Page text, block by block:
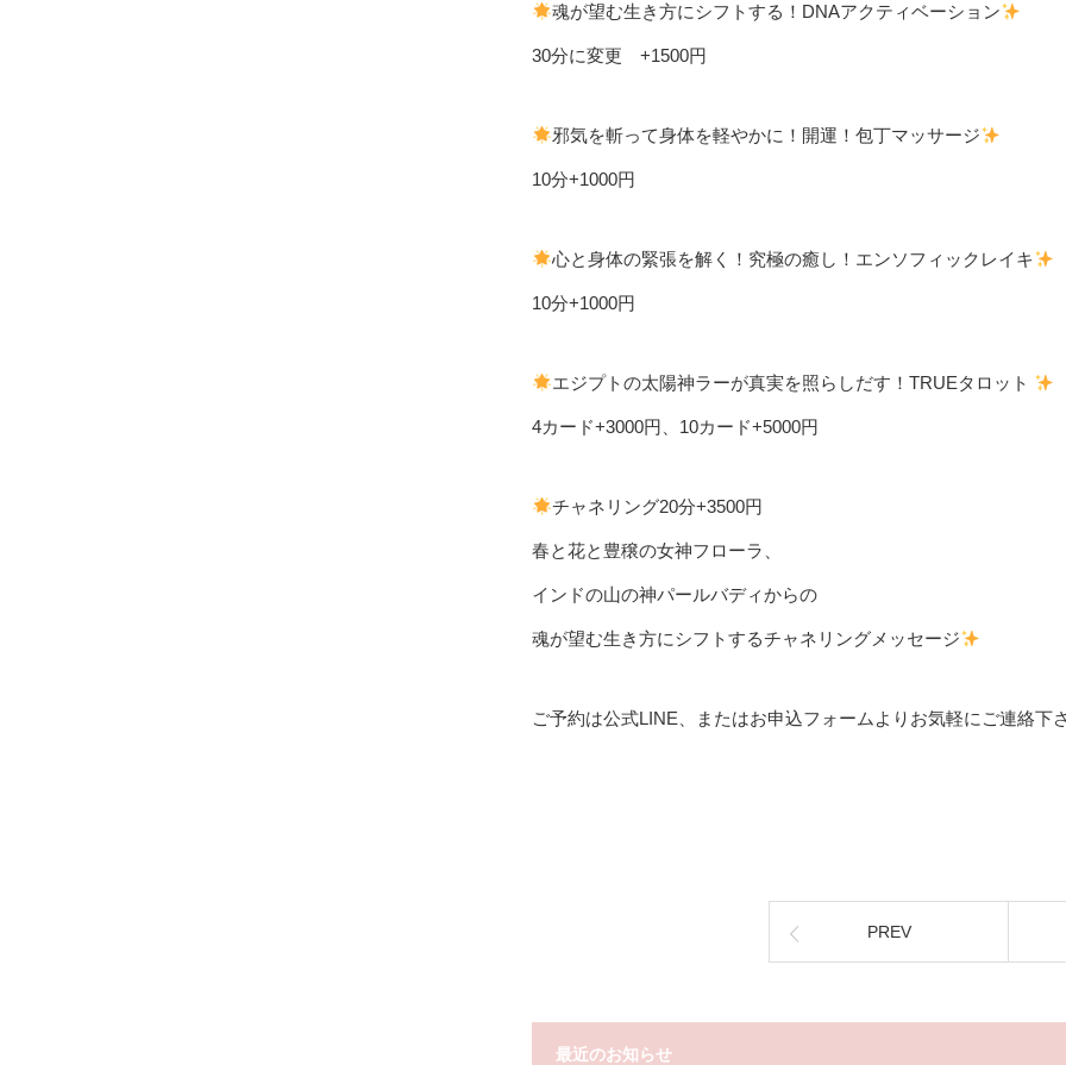
魂が望む生き方にシフトする！DNAアクティベーション
30分に変更 +1500円
邪気を斬って身体を軽やかに！開運！包丁マッサージ
10分+1000円
心と身体の緊張を解く！究極の癒し！エンソフィックレイキ
10分+1000円
エジプトの太陽神ラーが真実を照らしだす！TRUEタロット
4カード+3000円、10カード+5000円
チャネリング20分+3500円
春と花と豊穣の女神フローラ、
インドの山の神パールバディからの
魂が望む生き方にシフトするチャネリングメッセージ
ご予約は公式LINE、またはお申込フォームよりお気軽にご連絡下
PREV
最近のお知らせ